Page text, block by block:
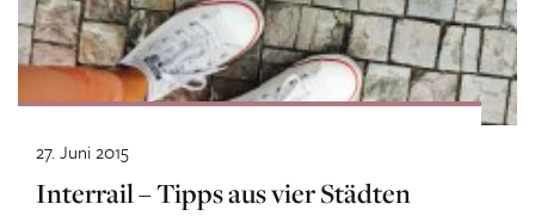
Interrail – Tipps aus vier Städten
27. Juni 2015